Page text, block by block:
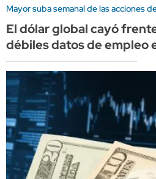
Mayor suba semanal de las acciones
El dólar global cayó
débiles datos de empleo